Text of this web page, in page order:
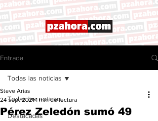
Entrada
Todas las noticias
Destacadas
Todas las noticias
Pérez Zeledón sumó 49
Steve Arias
24 sept 2021 1 min de lectura